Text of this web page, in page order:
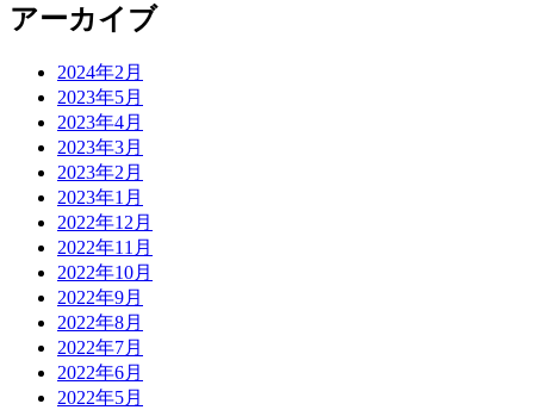
アーカイブ
2024年2月
2023年5月
2023年4月
2023年3月
2023年2月
2023年1月
2022年12月
2022年11月
2022年10月
2022年9月
2022年8月
2022年7月
2022年6月
2022年5月